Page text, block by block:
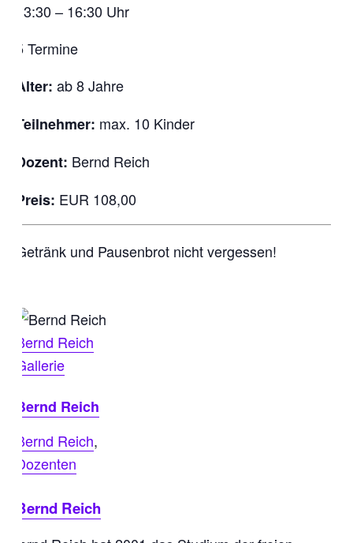
13:30 – 16:30 Uhr
5 Termine
Alter: ab 8 Jahre
Teilnehmer: max. 10 Kinder
Dozent: Bernd Reich
Preis: EUR 108,00
Getränk und Pausenbrot nicht vergessen!
Bernd Reich
Gallerie
Bernd Reich
Bernd Reich,
Dozenten
Bernd Reich